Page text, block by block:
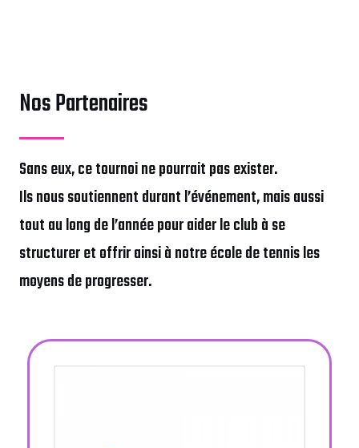
Nos Partenaires
Sans eux, ce tournoi ne pourrait pas exister.
Ils nous soutiennent durant l’événement, mais aussi
tout au long de l’année pour aider le club à se
structurer et offrir ainsi à notre école de tennis les
moyens de progresser.